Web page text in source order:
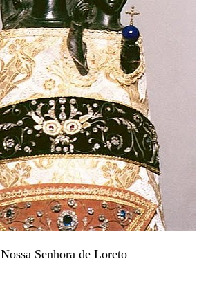
Nossa Senhora de Loreto